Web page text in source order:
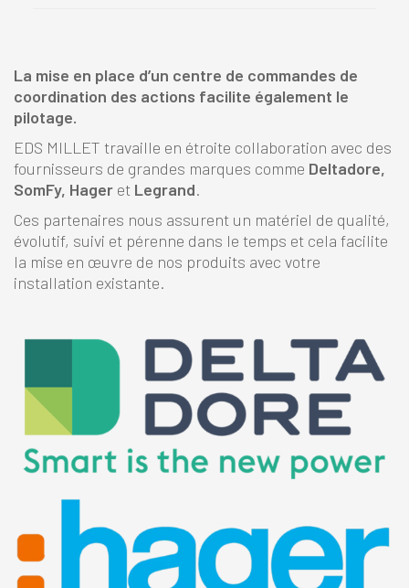
La mise en place d’un centre de commandes de
coordination des actions facilite également le
pilotage.
EDS MILLET travaille en étroite collaboration avec des
fournisseurs de grandes marques comme Deltadore,
SomFy, Hager et Legrand.
Ces partenaires nous assurent un matériel de qualité,
évolutif, suivi et pérenne dans le temps et cela facilite
la mise en œuvre de nos produits avec votre
installation existante.